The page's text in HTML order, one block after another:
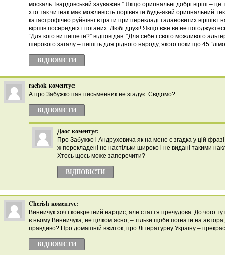
москаль Твардовський зауважив:” Якщо оригінальні добрі вірші – це
хто так чи інак має можливість порівняти будь-який оригінальний
катастрофічно руйнівні втрати при перекладі талановитих віршів
віршів посередніх і поганих. Любі друзі! Якщо вже ви не
“Для кого ви пишете?” відповідав: “Для себе і свого можливого
широкого загалу – пишіть для рідного народу, якого поки що 45
ВІДПОВІCТИ
rachok коментує:
А про Забужко пан письменник не згадує. Свідомо?
ВІДПОВІCТИ
Даос коментує:
Про Забужко і Андруховича як на мене є згадка у цій
ж перекладені не настільки широко і не видані такими
Хтось щось може заперечити?
ВІДПОВІCТИ
Cherish коментує:
Винничук хоч і конкретний нарцис, але стаття пречудова. До чого
в ньому Винничука, не цілком ясно, – тільки щоби погнати на
правдиво? Про домашній вжиток, про Літературну Україну –
ВІДПОВІCТИ